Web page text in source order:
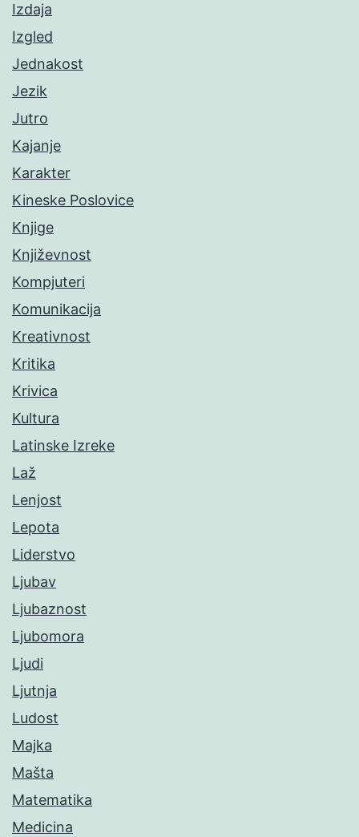
Izdaja
Izgled
Jednakost
Jezik
Jutro
Kajanje
Karakter
Kineske Poslovice
Knjige
Književnost
Kompjuteri
Komunikacija
Kreativnost
Kritika
Krivica
Kultura
Latinske Izreke
Laž
Lenjost
Lepota
Liderstvo
Ljubav
Ljubaznost
Ljubomora
Ljudi
Ljutnja
Ludost
Majka
Mašta
Matematika
Medicina